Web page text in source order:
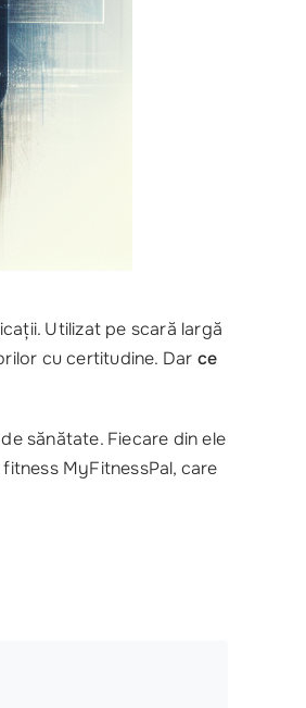
Utilizat pe scară largă
cu certitudine. Dar ce
sănătate. Fiecare din ele
MyFitnessPal, care